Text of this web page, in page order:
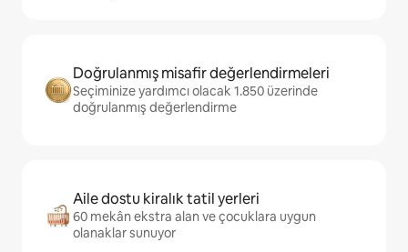
Doğrulanmış misafir değerlendirmeleri
Seçiminize yardımcı olacak 1.850 üzerinde
doğrulanmış değerlendirme
Aile dostu kiralık tatil yerleri
60 mekân ekstra alan ve çocuklara uygun
olanaklar sunuyor